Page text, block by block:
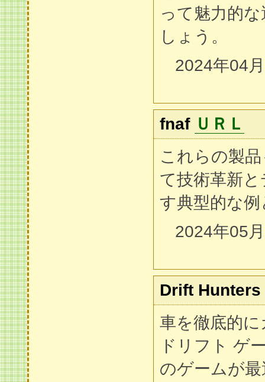
って魅力的
しょう。
2024年04
fnaf ＵＲＬ
これらの製
て技術革新
す典型的な
2024年05
Drift Hunters
車を徹底的
ドリフト ゲ
のゲームが